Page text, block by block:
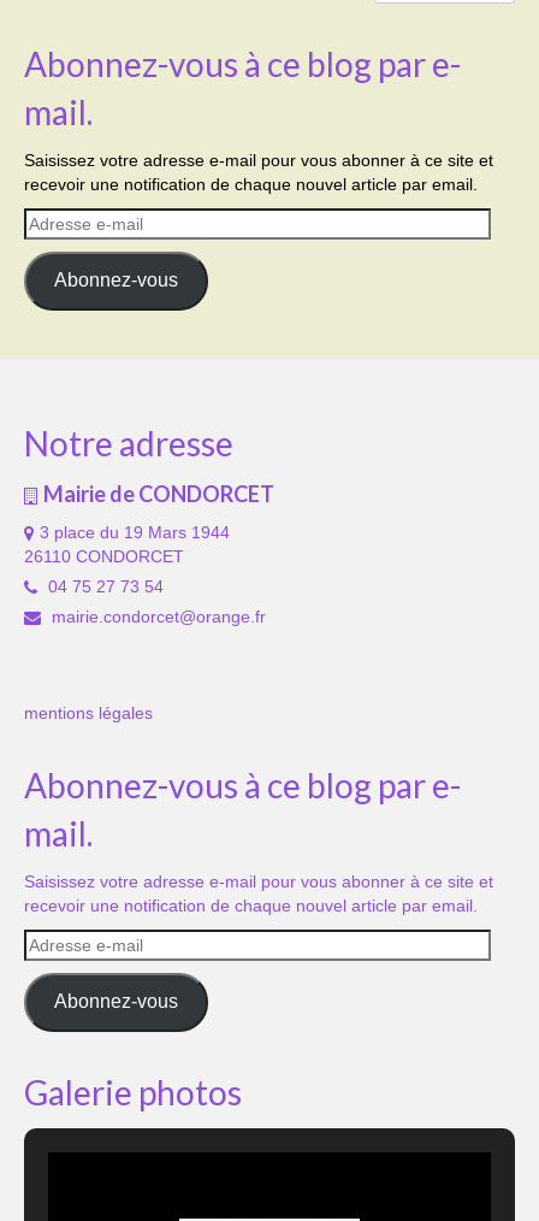
Abonnez-vous à ce blog par e-
mail.
Saisissez votre adresse e-mail pour vous abonner à ce site et
recevoir une notification de chaque nouvel article par email.
Adresse
e-
mail
Abonnez-vous
Notre adresse
Mairie de CONDORCET
3 place du 19 Mars 1944
26110 CONDORCET
04 75 27 73 54
mairie.condorcet@orange.fr
mentions légales
Abonnez-vous à ce blog par e-
mail.
Saisissez votre adresse e-mail pour vous abonner à ce site et
recevoir une notification de chaque nouvel article par email.
Adresse
e-
mail
Abonnez-vous
Galerie photos